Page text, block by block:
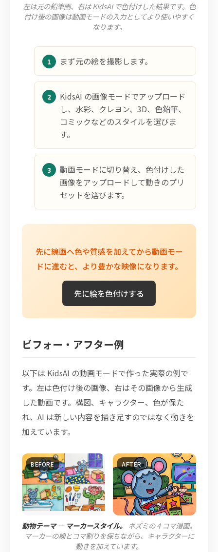
左は元の鉛筆画、右は KidsAI で色付けした結果です。色
付け後の画像は動画モードの入力としてより使いやすく
なります。
まず元の絵を撮影します。
KidsAI の画像モードでアップロード
し、水彩、クレヨン、3D、色鉛筆、
コミックなどのスタイルを選びま
す。
動画モードに切り替え、色付けした
画像をアップロードして動きのプリ
セットを選びます。
先に線画へ色や質感を加えてから動画モー
ドに進むと、より豊かな映像になります。
先に絵を色付けする
ビフォー・アフター例
以下は KidsAI の動画モードで作った実際の例で
す。左は色付け後の画像、右はその画像から生成
した動画です。構図、キャラクター、色が保た
れ、AI は新しい内容を描き足すのではなく動きを
加えています。
動物テーマ — マーカースタイル。
ネズミの 4 コマ漫画。
マーカーの線とコマ割りを保ちながら、キャラクターに
動きを加えています。